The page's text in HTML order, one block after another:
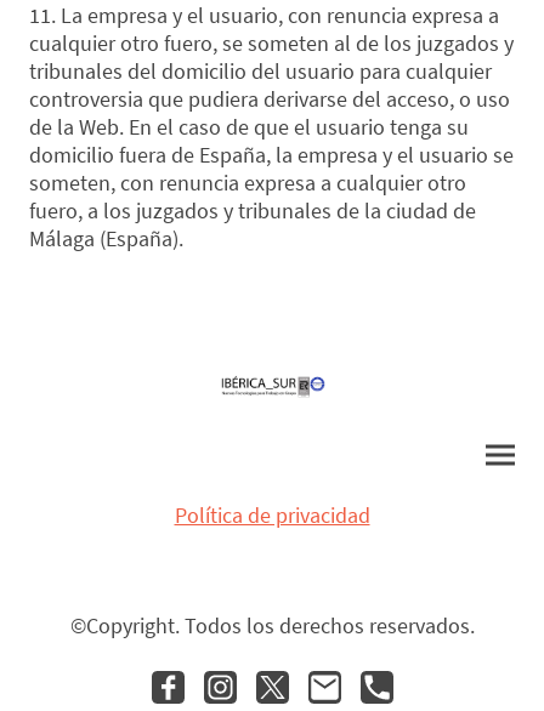
11. La empresa y el usuario, con renuncia expresa a
cualquier otro fuero, se someten al de los juzgados y
tribunales del domicilio del usuario para cualquier
controversia que pudiera derivarse del acceso, o uso
de la Web. En el caso de que el usuario tenga su
domicilio fuera de España, la empresa y el usuario se
someten, con renuncia expresa a cualquier otro
fuero, a los juzgados y tribunales de la ciudad de
Málaga (España).
Política de privacidad
©Copyright. Todos los derechos reservados.